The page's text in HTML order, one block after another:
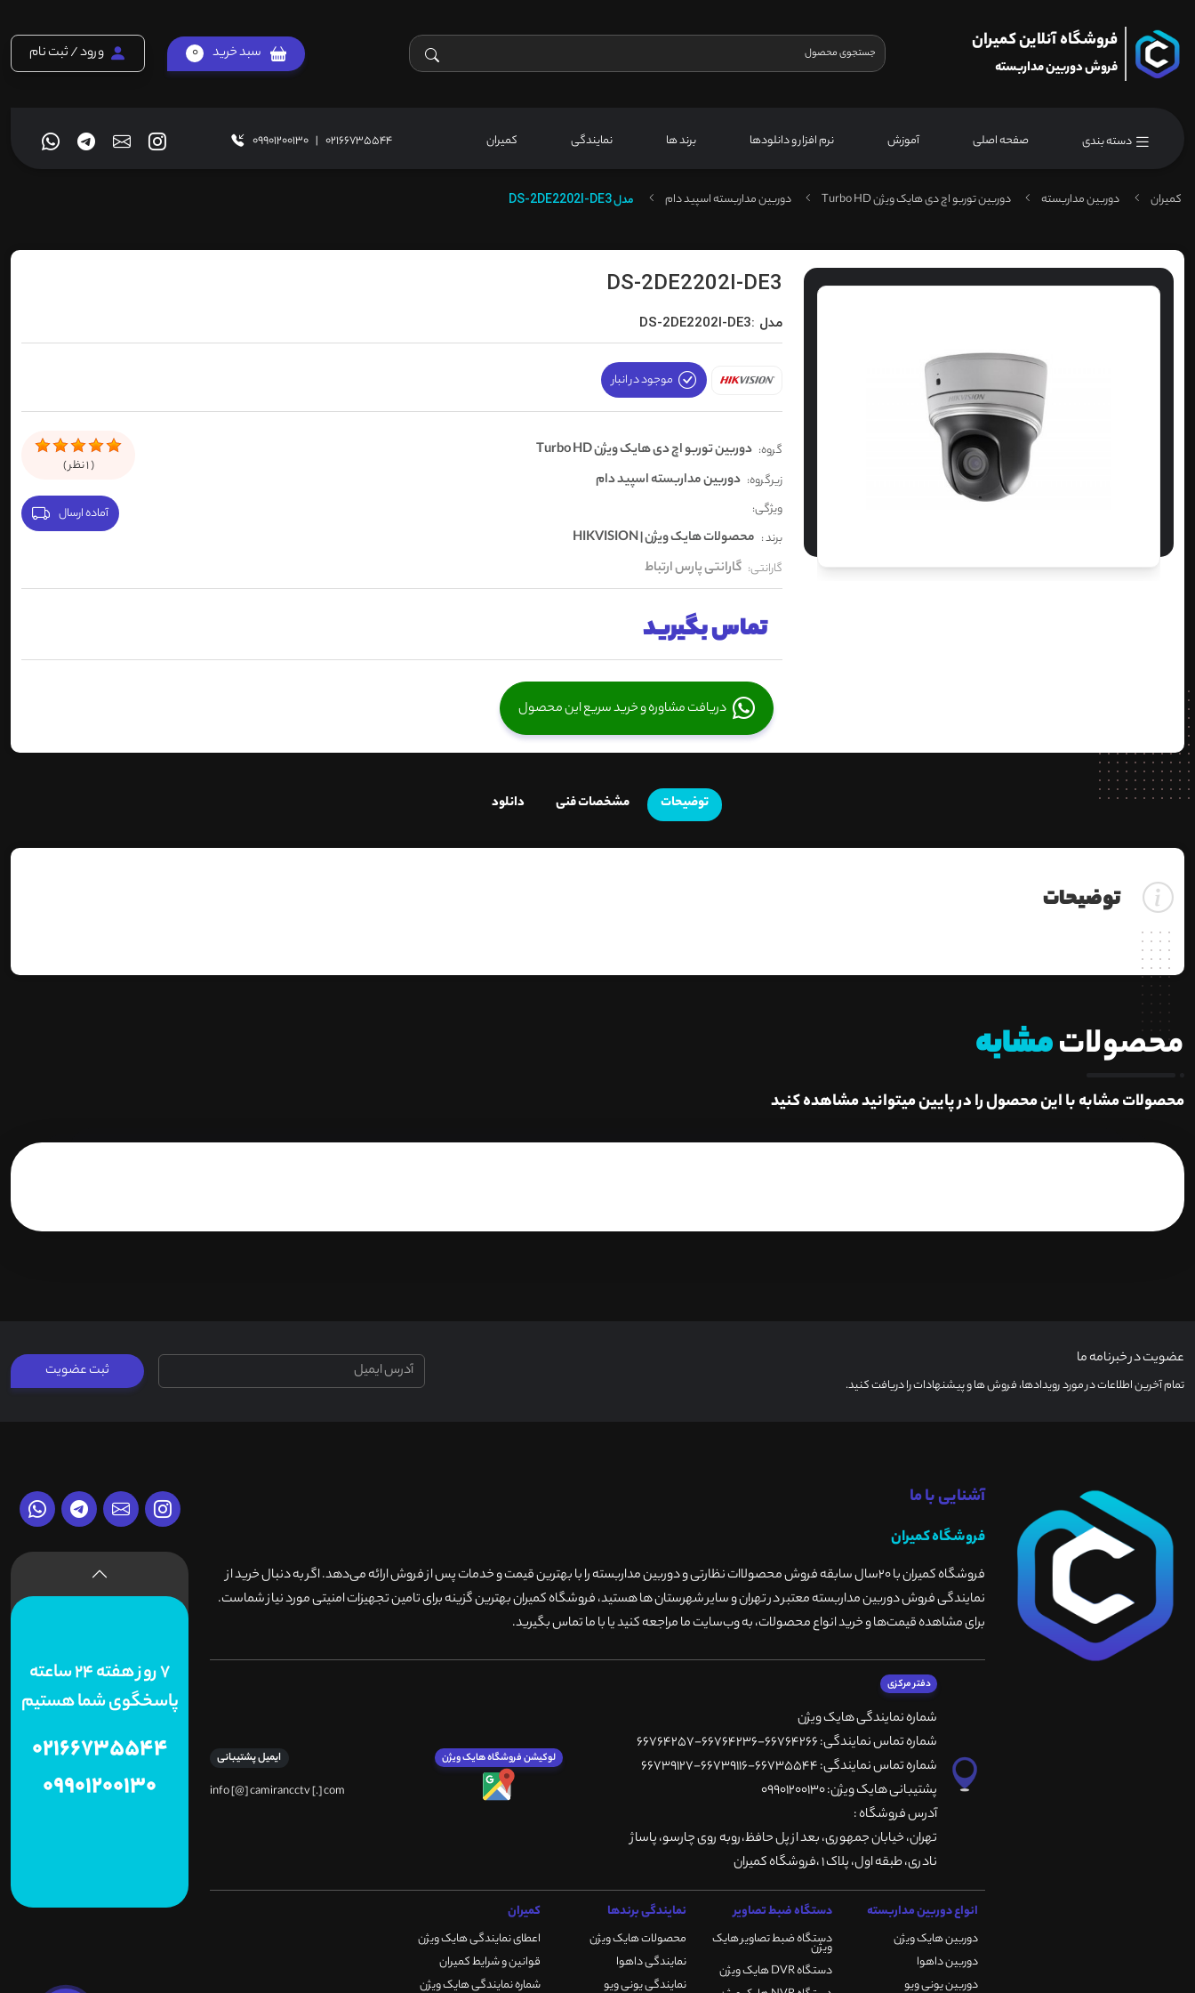
فروشگاه آنلاین کمیران
فروش دوربین مداربسته
سبد خرید 0 ورود / ثبت نام
دسته بندی صفحه اصلی آموزش نرم افزار و دانلودها برند ها نمایندگی کمیران 02166735544
|
09901200130
کمیران دوربین مداربسته دوربین توربو اچ دی هایک ویژن Turbo HD دوربین مداربسته اسپید دام مدلDS-2DE2202I-DE3
DS-2DE2202I-DE3
مدل :DS-2DE2202I-DE3
موجود در انبار
گروه: دوربین توربو اچ دی هایک ویژن Turbo HD
زیرگروه: دوربین مداربسته اسپید دام
ویژگی:
برند : محصولات هایک ویژن | HIKVISION
گارانتی: گارانتی پارس ارتباط
(
1نظر )
آماده ارسال
تماس بگیرید
دریافت مشاوره و خرید سریع این محصول
توضیحات مشخصات فنی دانلود
توضیحات
محصولاتمشابه
محصولات مشابه با این محصول را در پایین میتوانید مشاهده کنید
عضویت در خبرنامه ما
تمام آخرین اطلاعات در مورد رویدادها، فروش ها و پیشنهادات را دریافت کنید.
ثبت عضویت
آشنایی با ما
فروشگاه کمیران
فروشگاه کمیران با ۲۰سال سابقه فروش محصولاات نظارتی و دوربین مداربسته را با بهترین قیمت و خدمات پس از فروش ارائه می‌دهد. اگر به دنبال خرید از
نمایندگی فروش دوربین مداربسته معتبر در تهران و سایر شهرستان ها هستید، فروشگاه کمیران بهترین گزینه برای تامین تجهیزات امنیتی مورد نیاز شماست.
برای مشاهده قیمت‌ها و خرید انواع محصولات، به وب‌سایت ما مراجعه کنید یا با ما تماس بگیرید.
دفتر مرکزی
شماره نمایندگی هایک ویژن
شماره تماس نمایندگی: 66764266-66764236-66764257
شماره تماس نمایندگی: 66735544-66739116-66739127
پشتیبانی هایک ویژن: 09901200130
آدرس فروشگاه :
تهران، خيابان جمهوری، بعد از پل حافظ،روبه روی چارسو، پاساژ
نادری، طبقه اول، پلاک 1 ،فروشگاه کمیران
لوکیشن فروشگاه هایک ویژن ایمیل پشتیبانی
info [@] camirancctv [.] com
انواع دوربین مداربسته
دوربین هایک ویژن
دوربین داهوا
دوربین یونی ویو
دستگاه ضبط تصاویر
دستگاه ضبط تصاویر هایک
ویژن
دستگاه DVR هایک ویژن
نمایندگی برندها
محصولات هایک ویژن
نمایندگی داهوا
نمایندگی یونی ویو
کمیران
اعطای نمایندگی هایک ویژن
قوانین و شرایط کمیران
شماره نمایندگی هایک ویژن
7 روز هفته 24 ساعته
پاسخگوی شما هستیم
02166735544
09901200130